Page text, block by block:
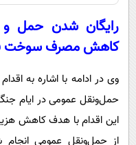
رایگان شدن حمل و
کاهش مصرف سوخت
وی در ادامه با اشاره به
حمل‌ونقل عمومی در ایام
این اقدام با هدف کاهش
از حمل‌ونقل عمومی